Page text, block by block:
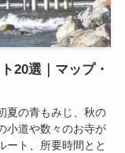
20選｜マップ・
夏の青もみじ、秋の
小道や数々のお寺が
ート、所要時間とと